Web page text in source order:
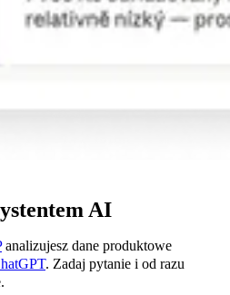
AI
analizujesz dane produktowe
. Zadaj pytanie i od razu